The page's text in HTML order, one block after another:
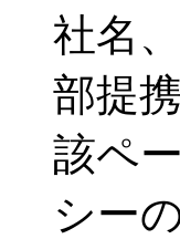
社名
部提
該ペ
シー